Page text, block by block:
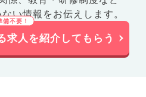
い情報をお伝えします。
求人を紹介してもらう